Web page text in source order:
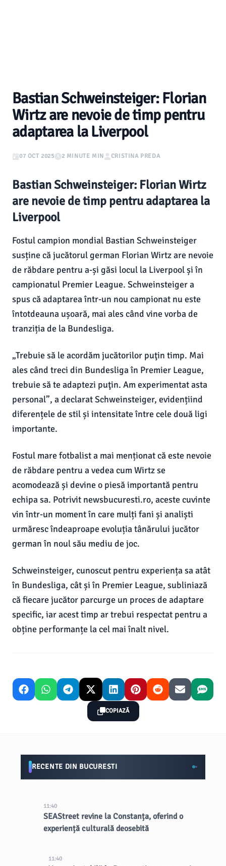
Bastian Schweinsteiger: Florian
Wirtz are nevoie de timp pentru
adaptarea la Liverpool
07 OCT 2025 2 MINUTE MIN CRISTINA PREDA
Bastian Schweinsteiger: Florian Wirtz
are nevoie de timp pentru adaptarea la
Liverpool
Fostul campion mondial Bastian Schweinsteiger
susține că jucătorul german Florian Wirtz are nevoie
de răbdare pentru a-și găsi locul la Liverpool și în
campionatul Premier League. Schweinsteiger a
spus că adaptarea într-un nou campionat nu este
întotdeauna ușoară, mai ales când vine vorba de
tranziția de la Bundesliga.
„Trebuie să le acordăm jucătorilor puţin timp. Mai
ales când treci din Bundesliga în Premier League,
trebuie să te adaptezi puţin. Am experimentat asta
personal”, a declarat Schweinsteiger, evidențiind
diferențele de stil și intensitate între cele două ligi
importante.
Fostul mare fotbalist a mai menționat că este nevoie
de răbdare pentru a vedea cum Wirtz se
acomodează și devine o piesă importantă pentru
echipa sa. Potrivit newsbucuresti.ro, aceste cuvinte
vin într-un moment în care mulți fani și analiști
urmăresc îndeaproape evoluția tânărului jucător
german în noul său mediu de joc.
Schweinsteiger, cunoscut pentru experiența sa atât
în Bundesliga, cât și în Premier League, subliniază
că fiecare jucător parcurge un proces de adaptare
specific, iar acest timp ar trebui respectat pentru a
obține performanțe la cel mai înalt nivel.
COPIAZĂ
RECENTE DIN BUCURESTI
11:40
SEAStreet revine la Constanța, oferind o
experiență culturală deosebită
11:40